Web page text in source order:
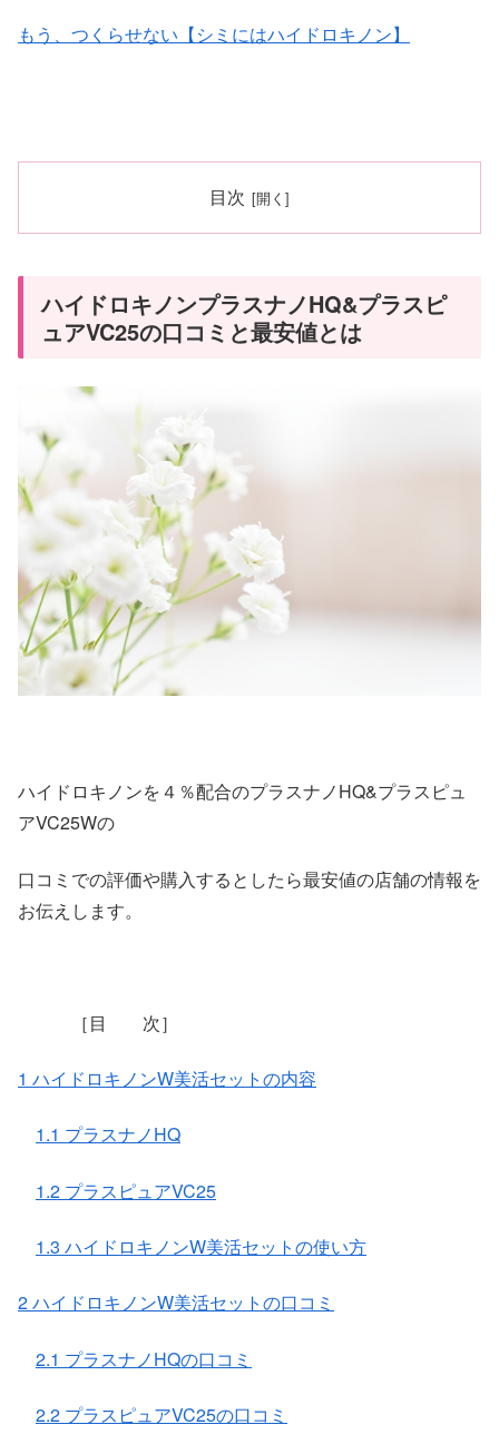
もう、つくらせない【シミにはハイドロキノン】
目次
ハイドロキノンプラスナノHQ&プラスピ
ュアVC25の口コミと最安値とは
ハイドロキノンを４％配合のプラスナノHQ&プラスピュ
アVC25Wの
口コミでの評価や購入するとしたら最安値の店舗の情報を
お伝えします。
［目 次］
1 ハイドロキノンW美活セットの内容
1.1 プラスナノHQ
1.2 プラスピュアVC25
1.3 ハイドロキノンW美活セットの使い方
2 ハイドロキノンW美活セットの口コミ
2.1 プラスナノHQの口コミ
2.2 プラスピュアVC25の口コミ